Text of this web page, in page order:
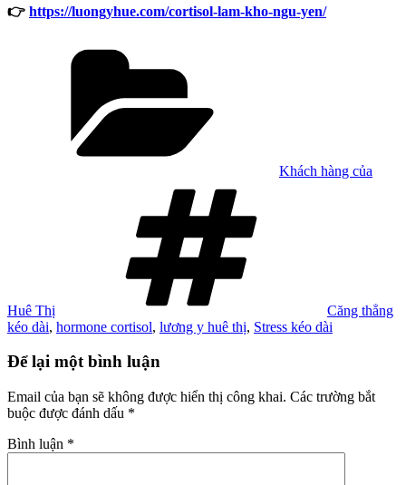
👉 https://luongyhue.com/cortisol-lam-kho-ngu-yen/
Khách hàng của
Huê Thị
Căng thẳng
kéo dài, hormone cortisol, lương y huê thị, Stress kéo dài
Để lại một bình luận
Email của bạn sẽ không được hiển thị công khai. Các trường bắt
buộc được đánh dấu *
Bình luận *